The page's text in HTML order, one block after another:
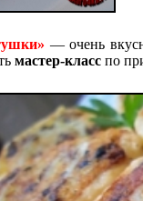
— очень
мастер-класс по